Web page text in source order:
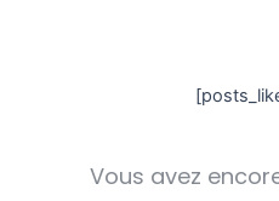
Vous avez